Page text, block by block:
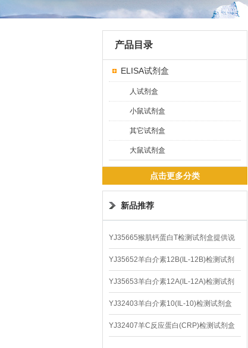
产品目录
ELISA试剂盒
人试剂盒
小鼠试剂盒
其它试剂盒
大鼠试剂盒
点击更多分类
新品推荐
YJ35665猴肌钙蛋白T检测试剂盒提供说
明书
YJ35652羊白介素12B(IL-12B)检测试剂
盒
YJ35653羊白介素12A(IL-12A)检测试剂
盒
YJ32403羊白介素10(IL-10)检测试剂盒
YJ32407羊C反应蛋白(CRP)检测试剂盒